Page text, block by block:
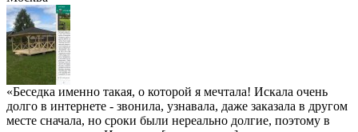
«Беседка именно такая, о которой я мечтала! Искала очень
долго в интернете - звонила, узнавала, даже заказала в другом
месте сначала, но сроки были нереально долгие, поэтому в